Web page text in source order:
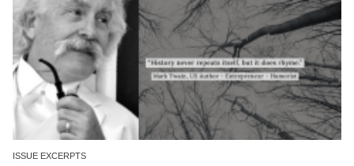
ISSUE EXCERPTS
(Bản đặc biệt) Lịch sử bong bóng – đổ vỡ tài
chính toàn cầu 1635 -> 2008, minh chứng
cho bài học về bản chất loài người – độc
bởi S.A.F.E